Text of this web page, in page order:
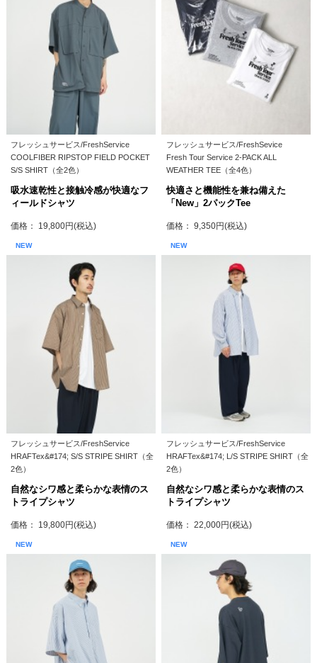
フレッシュサービス/FreshService
COOLFIBER RIPSTOP FIELD POCKET
S/S SHIRT（全2色）
吸水速乾性と接触冷感が快適なフ
ィールドシャツ
価格： 19,800円(税込)
フレッシュサービス/FreshSevice
Fresh Tour Service 2-PACK ALL
WEATHER TEE（全4色）
快適さと機能性を兼ね備えた
「New」2パックTee
価格： 9,350円(税込)
NEW
フレッシュサービス/FreshService
HRAFTex&#174; S/S STRIPE SHIRT（全
2色）
自然なシワ感と柔らかな表情のス
トライプシャツ
価格： 19,800円(税込)
NEW
フレッシュサービス/FreshService
HRAFTex&#174; L/S STRIPE SHIRT（全
2色）
自然なシワ感と柔らかな表情のス
トライプシャツ
価格： 22,000円(税込)
NEW NEW